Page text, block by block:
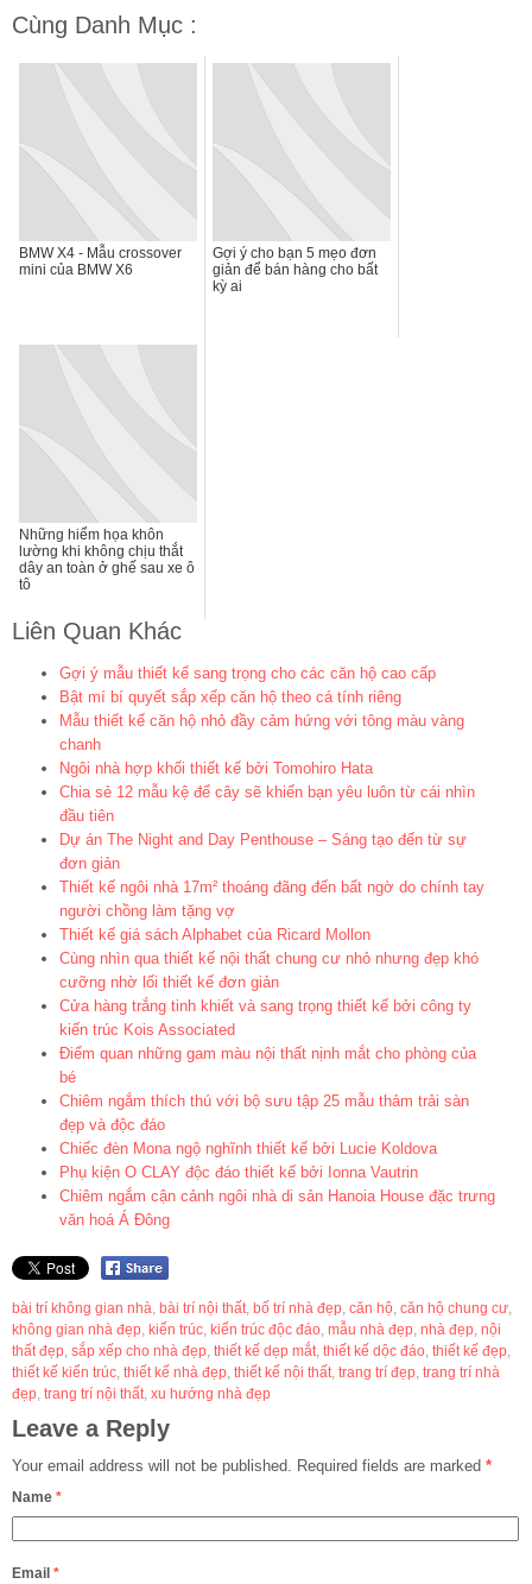
Cùng Danh Mục :
BMW X4 - Mẫu crossover
mini của BMW X6
Gợi ý cho bạn 5 mẹo đơn
giản để bán hàng cho bất
kỳ ai
Những hiểm họa khôn
lường khi không chịu thắt
dây an toàn ở ghế sau xe ô
tô
Liên Quan Khác
Gợi ý mẫu thiết kế sang trọng cho các căn hộ cao cấp
Bật mí bí quyết sắp xếp căn hộ theo cá tính riêng
Mẫu thiết kế căn hộ nhỏ đầy cảm hứng với tông màu vàng
chanh
Ngôi nhà hợp khối thiết kế bởi Tomohiro Hata
Chia sẻ 12 mẫu kệ để cây sẽ khiến bạn yêu luôn từ cái nhìn
đầu tiên
Dự án The Night and Day Penthouse – Sáng tạo đến từ sự
đơn giản
Thiết kế ngôi nhà 17m² thoáng đãng đến bất ngờ do chính tay
người chồng làm tặng vợ
Thiết kế giá sách Alphabet của Ricard Mollon
Cùng nhìn qua thiết kế nội thất chung cư nhỏ nhưng đẹp khó
cưỡng nhờ lối thiết kế đơn giản
Cửa hàng trắng tinh khiết và sang trọng thiết kế bởi công ty
kiến trúc Kois Associated
Điểm quan những gam màu nội thất nịnh mắt cho phòng của
bé
Chiêm ngắm thích thú với bộ sưu tập 25 mẫu thảm trải sàn
đẹp và độc đáo
Chiếc đèn Mona ngộ nghĩnh thiết kế bởi Lucie Koldova
Phụ kiện O CLAY độc đáo thiết kế bởi Ionna Vautrin
Chiêm ngắm cận cảnh ngôi nhà di sản Hanoia House đặc trưng
văn hoá Á Đông
bài trí không gian nhà, bài trí nội thất, bố trí nhà đẹp, căn hộ, căn hộ chung cư,
không gian nhà đẹp, kiến trúc, kiến trúc độc đáo, mẫu nhà đẹp, nhà đẹp, nội
thất đẹp, sắp xếp cho nhà đẹp, thiết kế dẹp mắt, thiết kế dộc đáo, thiết kế đẹp,
thiết kế kiến trúc, thiết kế nhà đẹp, thiết kế nội thất, trang trí đẹp, trang trí nhà
đẹp, trang trí nội thất, xu hướng nhà đẹp
Leave a Reply
Your email address will not be published. Required fields are marked *
Name *
Email *